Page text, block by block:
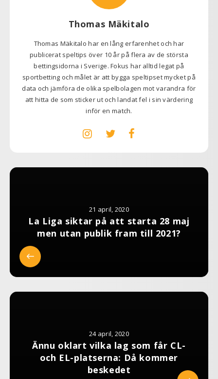
Thomas Mäkitalo
Thomas Mäkitalo har en lång erfarenhet och har
publicerat speltips över 10 år på flera av de största
bettingsidorna i Sverige. Fokus har alltid legat på
sportbetting och målet är att bygga speltipset mycket på
data och jämföra de olika spelbolagen mot varandra för
att hitta de som sticker ut och landat fel i sin värdering
inför en match.
21 april, 2020
La Liga siktar på att starta 28 maj
men utan publik fram till 2021?
24 april, 2020
Ännu oklart vilka lag som får CL-
och EL-platserna: Då kommer
beskedet